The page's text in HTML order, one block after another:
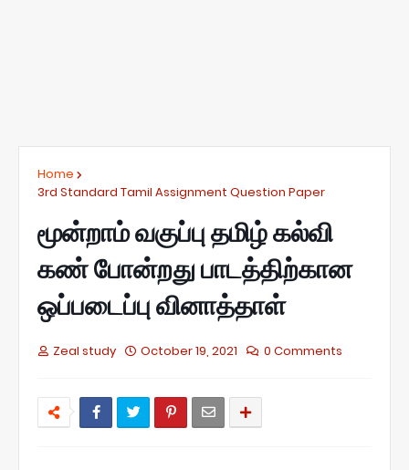
Home
3rd Standard Tamil Assignment Question Paper
மூன்றாம் வகுப்பு தமிழ் கல்வி
கண் போன்றது பாடத்திற்கான
ஒப்படைப்பு வினாத்தாள்
Zeal study October 19, 2021 0 Comments